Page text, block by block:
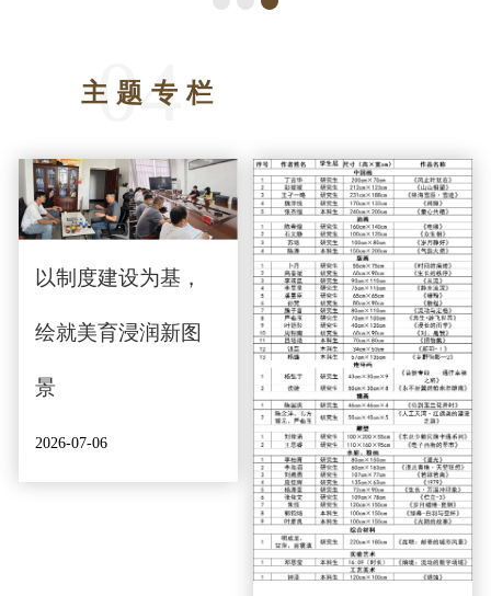
04
主题专栏
以制度建设为基，
绘就美育浸润新图
景
2026-07-06